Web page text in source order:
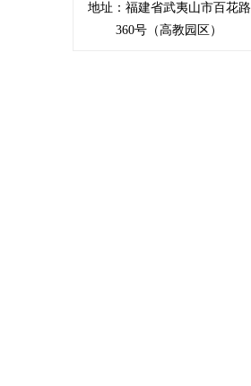
地址：福建省武夷山市百花路
360号（高教园区）